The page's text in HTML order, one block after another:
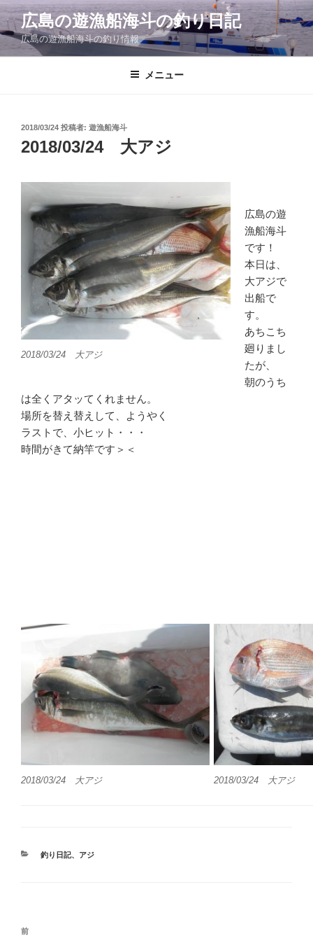
コ
ン
ン
広島の遊漁船海斗の釣り日記
広島の遊漁船海斗の釣り情報
メニュー
投
稿
日:
2018/03/24 投稿者: 遊漁船海斗
2018/03/24 大アジ
2018/03/24 大アジ
広島の遊
漁船海斗
です！
本日は、
大アジで
出船で
す。
あちこち
廻りまし
たが、
朝のうち
は全くアタッてくれません。
場所を替え替えして、ようやく
ラストで、小ヒット・・・
時間がきて納竿です＞＜
2018/03/24 大アジ 2018/03/24 大アジ
カ
釣り日記、 アジ
投
前
前